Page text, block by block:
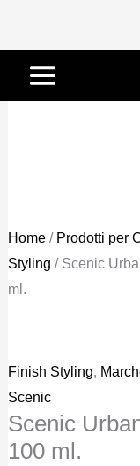
-63%
Home/ Prodotti per
Styling / Scenic
ml.
Finish Styling,
Scenic
Scenic
100 ml.